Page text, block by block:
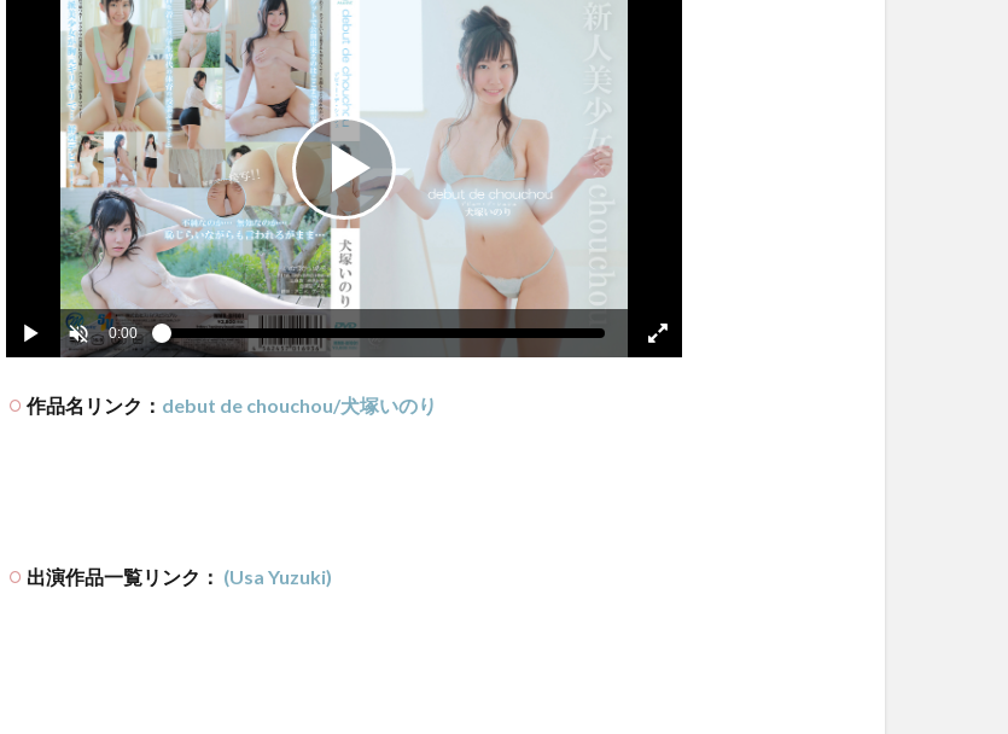
作品名リンク： debut de chouchou/犬塚いのり
出演作品一覧リンク： (Usa Yuzuki)